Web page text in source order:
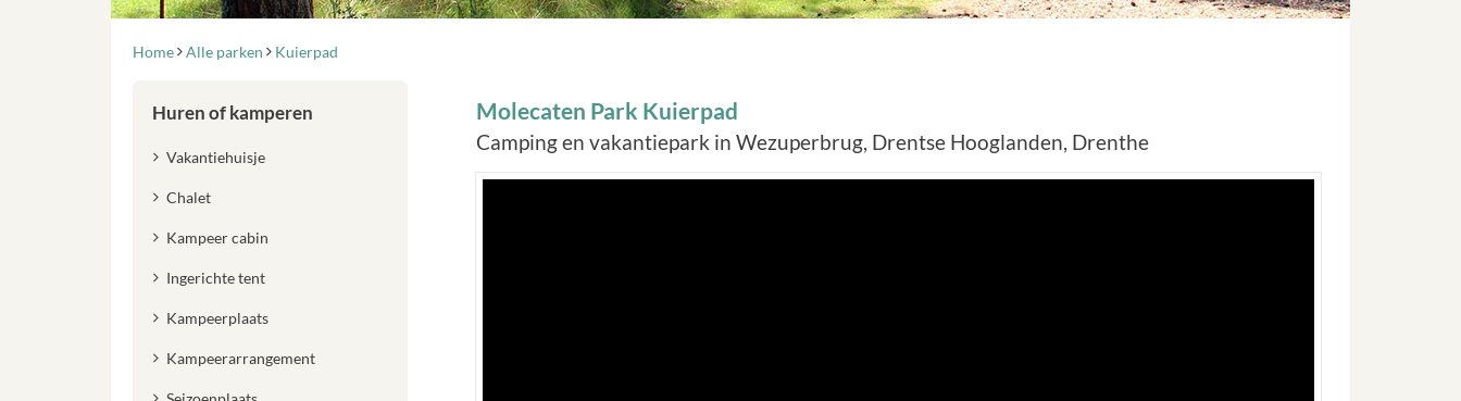
Home Alle parken Kuierpad
Molecaten Park Kuierpad
Camping en vakantiepark in Wezuperbrug, Drentse Hooglanden, Drenthe
Huren of kamperen
Vakantiehuisje
Chalet
Kampeer cabin
Ingerichte tent
Kampeerplaats
Kampeerarrangement